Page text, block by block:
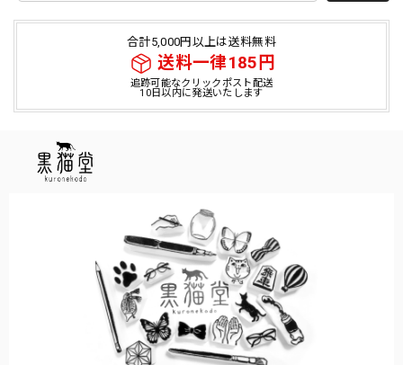
合計5,000円以上は送料無料
送料一律185円
追跡可能なクリックポスト配送
10日以内に発送いたします